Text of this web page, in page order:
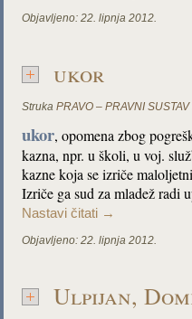
Objavljeno: 22. lipnja 2012.
ukor
Struka PRAVO – PRAVNI
ukor, opomena zbog
kazna, npr. u školi, u voj.
kazne koja se izriče
Izriče ga sud za mladež
Nastavi čitati →
Objavljeno: 22. lipnja 2012.
Ulpijan,